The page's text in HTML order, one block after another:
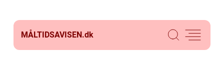
MÅLTIDSAVISEN.dk